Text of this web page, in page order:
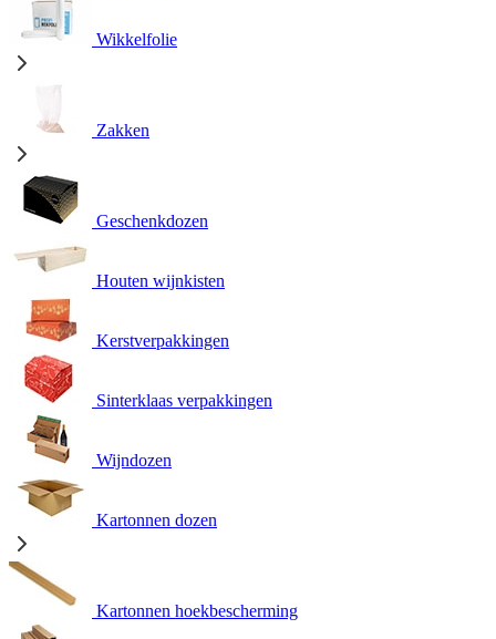
Wikkelfolie
Zakken
Geschenkdozen
Houten wijnkisten
Kerstverpakkingen
Sinterklaas verpakkingen
Wijndozen
Kartonnen dozen
Kartonnen hoekbescherming